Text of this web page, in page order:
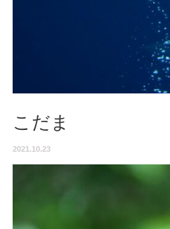
こだま
2021.10.23